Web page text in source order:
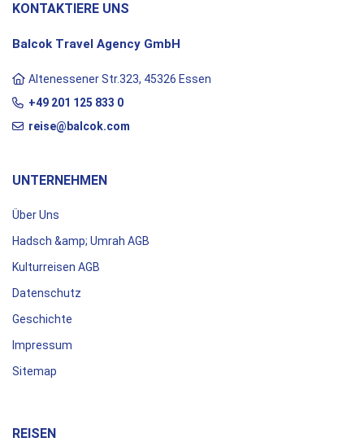
KONTAKTIERE UNS
Balcok Travel Agency GmbH
Altenessener Str.323, 45326 Essen
+49 201 125 833 0
reise@balcok.com
UNTERNEHMEN
Über Uns
Hadsch &amp; Umrah AGB
Kulturreisen AGB
Datenschutz
Geschichte
Impressum
Sitemap
REISEN